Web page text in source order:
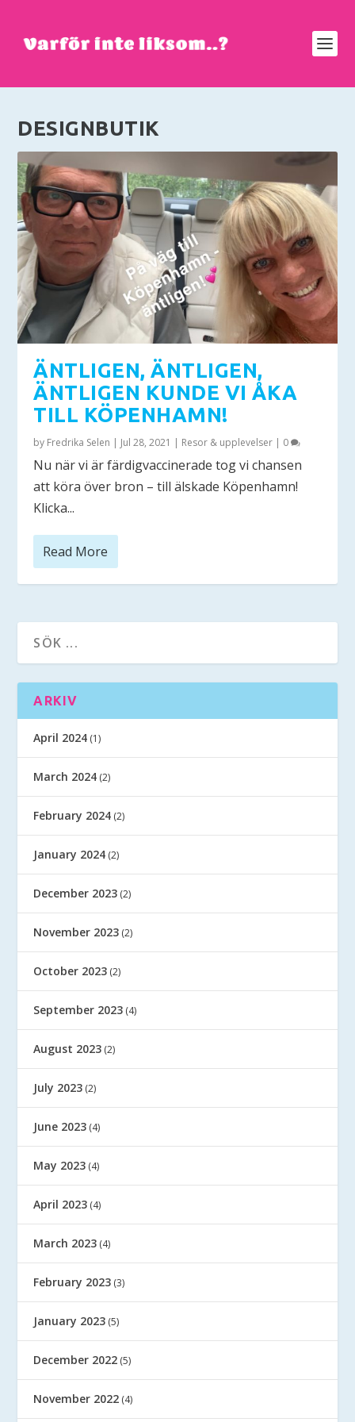
DESIGNBUTIK
ÄNTLIGEN, ÄNTLIGEN,
ÄNTLIGEN KUNDE VI ÅKA
TILL KÖPENHAMN!
by Fredrika Selen | Jul 28, 2021 | Resor & upplevelser | 0
Nu när vi är färdigvaccinerade tog vi chansen
att köra över bron – till älskade Köpenhamn!
Klicka...
Read More
ARKIV
April 2024 (1)
March 2024 (2)
February 2024 (2)
January 2024 (2)
December 2023 (2)
November 2023 (2)
October 2023 (2)
September 2023 (4)
August 2023 (2)
July 2023 (2)
June 2023 (4)
May 2023 (4)
April 2023 (4)
March 2023 (4)
February 2023 (3)
January 2023 (5)
December 2022 (5)
November 2022 (4)